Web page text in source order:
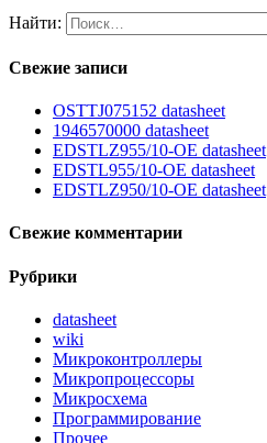
Найти:
Свежие записи
OSTTJ075152 datasheet
1946570000 datasheet
EDSTLZ955/10-OE datasheet
EDSTL955/10-OE datasheet
EDSTLZ950/10-OE datasheet
Свежие комментарии
Рубрики
datasheet
wiki
Микроконтроллеры
Микропроцессоры
Микросхема
Программирование
Прочее